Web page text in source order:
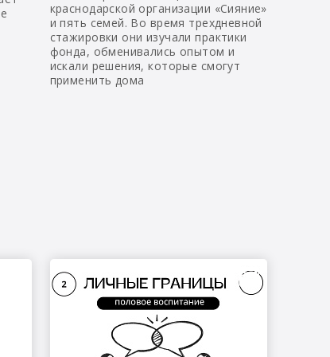
краснодарской организации «Сияние»
и пять семей. Во время трехдневной
стажировки они изучали практики
фонда, обменивались опытом и
искали решения, которые смогут
применить дома